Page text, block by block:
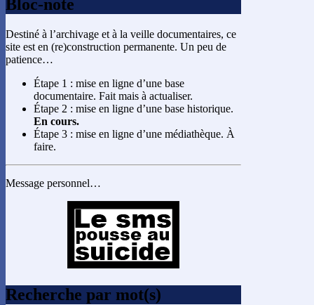
Bloc-note
Destiné à l’archivage et à la veille documentaires, ce
site est en (re)construction permanente. Un peu de
patience…
Étape 1 : mise en ligne d’une base
documentaire. Fait mais à actualiser.
Étape 2 : mise en ligne d’une base historique.
En cours.
Étape 3 : mise en ligne d’une médiathèque. À
faire.
Message personnel…
Recherche par mot(s)